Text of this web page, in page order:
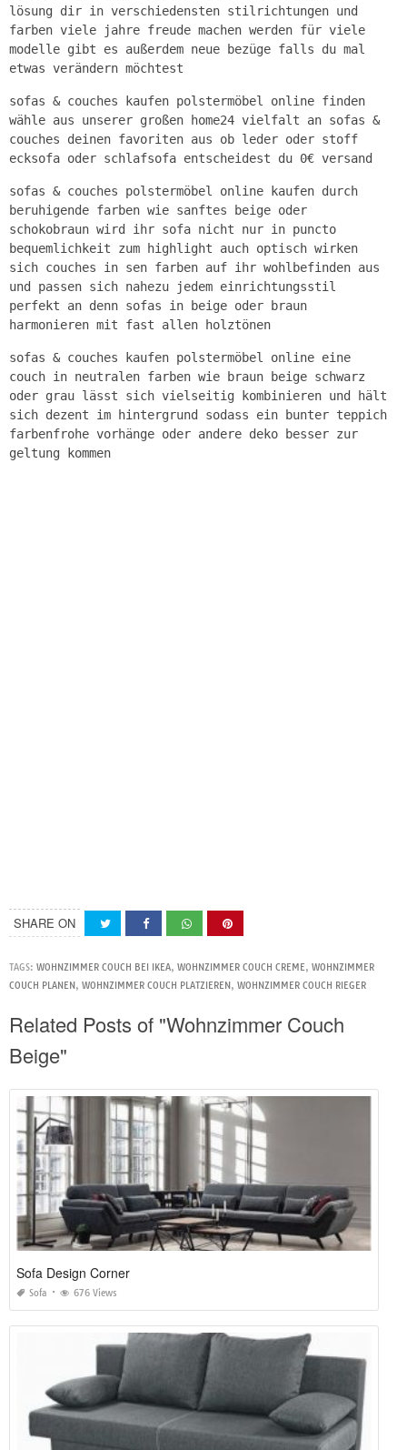
lösung dir in verschiedensten stilrichtungen und
farben viele jahre freude machen werden für viele
modelle gibt es außerdem neue bezüge falls du mal
etwas verändern möchtest
sofas & couches kaufen polstermöbel online finden
wähle aus unserer großen home24 vielfalt an sofas &
couches deinen favoriten aus ob leder oder stoff
ecksofa oder schlafsofa entscheidest du 0€ versand
sofas & couches polstermöbel online kaufen durch
beruhigende farben wie sanftes beige oder
schokobraun wird ihr sofa nicht nur in puncto
bequemlichkeit zum highlight auch optisch wirken
sich couches in sen farben auf ihr wohlbefinden aus
und passen sich nahezu jedem einrichtungsstil
perfekt an denn sofas in beige oder braun
harmonieren mit fast allen holztönen
sofas & couches kaufen polstermöbel online eine
couch in neutralen farben wie braun beige schwarz
oder grau lässt sich vielseitig kombinieren und hält
sich dezent im hintergrund sodass ein bunter teppich
farbenfrohe vorhänge oder andere deko besser zur
geltung kommen
SHARE ON
TAGS: WOHNZIMMER COUCH BEI IKEA, WOHNZIMMER COUCH CREME, WOHNZIMMER
COUCH PLANEN, WOHNZIMMER COUCH PLATZIEREN, WOHNZIMMER COUCH RIEGER
Related Posts of "Wohnzimmer Couch
Beige"
Sofa Design Corner
Sofa 676 Views